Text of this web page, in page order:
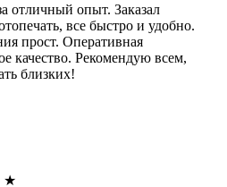
отличный опыт. Заказал
все быстро и удобно.
прост. Оперативная
качество. Рекомендую всем,
близких!
★